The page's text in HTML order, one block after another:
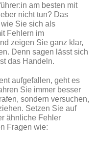
am besten mit
nicht tun? Das
Sie sich als
Fehlern im
zeigen Sie ganz klar,
Denn sagen lässt sich
das Handeln.
aufgefallen, geht es
Sie immer besser
sondern versuchen,
Setzen Sie auf
ähnliche Fehler
Fragen wie: